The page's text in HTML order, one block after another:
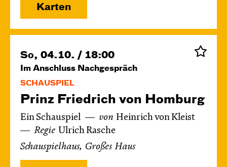
Karten
So, 04.10. / 18:00
Im Anschluss Nachgespräch
SCHAUSPIEL
Prinz Friedrich von Homburg
Ein Schauspiel von Heinrich von Kleist
Regie Ulrich Rasche
Schauspielhaus, Großes Haus